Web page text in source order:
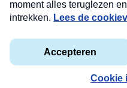
Privacyverklaring
Kwetsbaarheid melden
Copyright © 2026 MAX Vandaag -
nieuwsbrief. Elke